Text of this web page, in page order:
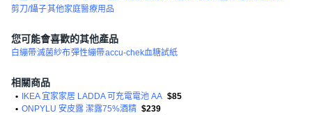
剪刀/鑷子其他家庭醫療用品
您可能會喜歡的其他產品
白繃帶滅菌紗布彈性繃帶accu-chek血糖試紙
相關商品
• IKEA 宜家家居 LADDA 可充電電池 AA $85
• ONPYLU 安皮露 潔露75%酒精 $239